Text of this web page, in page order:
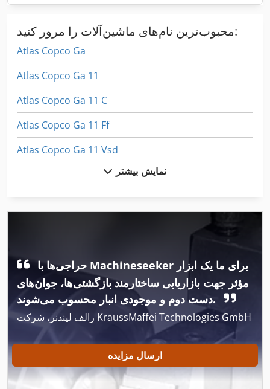
محبوب‌ترین نام‌های ماشین‌آلات را مرور کنید:
Atlas Copco Ga
Atlas Copco Ga 11
Atlas Copco Ga 11 C
Atlas Copco Ga 11 Ff
Atlas Copco Ga 11 Vsd
Atlas Copco Ga 110
Atlas Copco Ga 180 Vsd
Atlas Copco Ga 22
Atlas Copco Ga 22 Ff
Atlas Copco Ga 26 Vsd
Atlas Copco Ga 408
نمایش بیشتر
حراجی‌ها با Machineseeker برای ما یک ابزار
مؤثر جهت بازاریابی ساختارمند بازگشتی‌ها، جوان‌های
دست دوم و موجودی انبار محسوب می‌شوند.
رالف لیندنر، شرکت KraussMaffei Technologies GmbH
ارسال مزایده